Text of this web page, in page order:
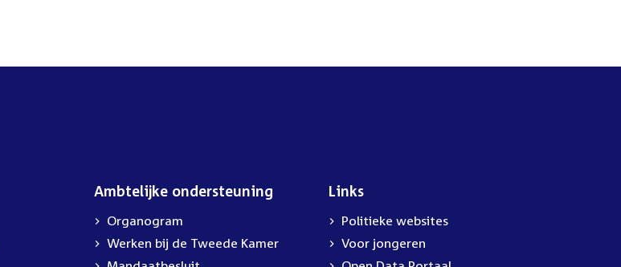
Ambtelijke ondersteuning
Organogram
Werken bij de Tweede Kamer
Links
Politieke websites
Voor jongeren